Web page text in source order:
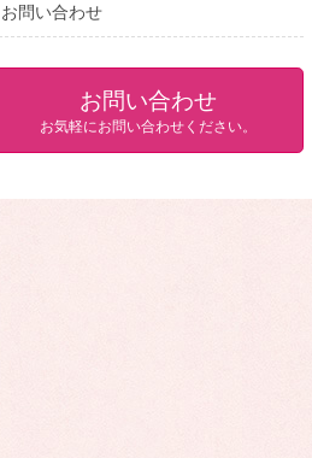
お問い合わせ
お問い合わせ
お気軽にお問い合わせください。